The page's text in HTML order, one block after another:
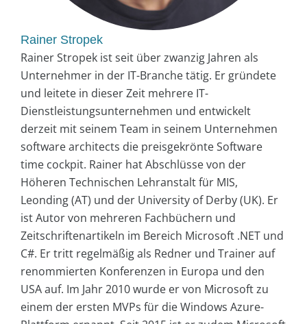
Rainer Stropek
Rainer Stropek ist seit über zwanzig Jahren als
Unternehmer in der IT-Branche tätig. Er gründete
und leitete in dieser Zeit mehrere IT-
Dienstleistungsunternehmen und entwickelt
derzeit mit seinem Team in seinem Unternehmen
software architects die preisgekrönte Software
time cockpit. Rainer hat Abschlüsse von der
Höheren Technischen Lehranstalt für MIS,
Leonding (AT) und der University of Derby (UK). Er
ist Autor von mehreren Fachbüchern und
Zeitschriftenartikeln im Bereich Microsoft .NET und
C#. Er tritt regelmäßig als Redner und Trainer auf
renommierten Konferenzen in Europa und den
USA auf. Im Jahr 2010 wurde er von Microsoft zu
einem der ersten MVPs für die Windows Azure-